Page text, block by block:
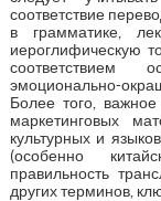
соответствие
в грамматике,
иероглифическую
соответствием
эмоционально-
Более того,
маркетинговых
культурных и
(особенно
правильность
других терминов,